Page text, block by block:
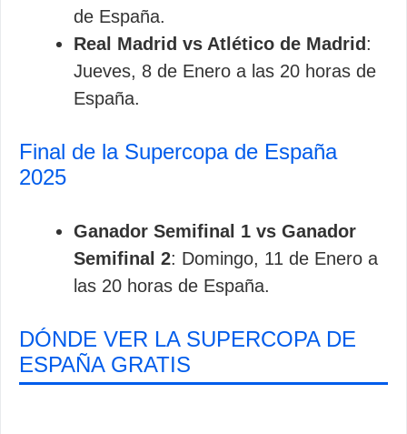
de España.
Real Madrid vs Atlético de Madrid :
Jueves, 8 de Enero a las 20 horas de
España.
Final de la Supercopa de España
2025
Ganador Semifinal 1 vs Ganador
Semifinal 2: Domingo, 11 de Enero a
las 20 horas de España.
DÓNDE VER LA SUPERCOPA DE
ESPAÑA GRATIS